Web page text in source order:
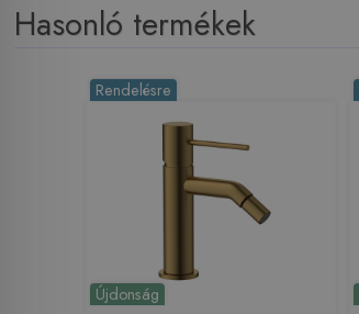
Hasonló termékek
Újdonság
Rendelésre